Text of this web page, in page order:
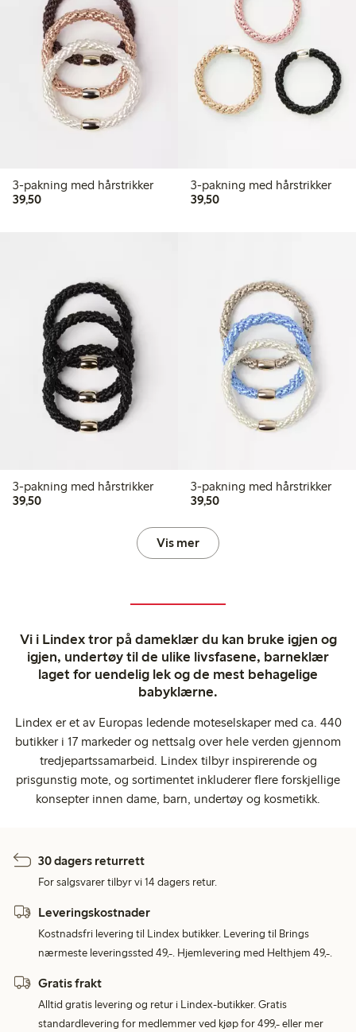
3-pakning med hårstrikker
39,5039,50 kr
3-pakning med hårstrikker
39,5039,50 kr
3-pakning med hårstrikker
39,5039,50 kr
3-pakning med hårstrikker
39,5039,50 kr
Vis mer
Vi i Lindex tror på dameklær du kan bruke igjen og
igjen, undertøy til de ulike livsfasene, barneklær
laget for uendelig lek og de mest behagelige
babyklærne.
Lindex er et av Europas ledende moteselskaper med ca. 440
butikker i 17 markeder og nettsalg over hele verden gjennom
tredjepartssamarbeid. Lindex tilbyr inspirerende og
prisgunstig mote, og sortimentet inkluderer flere forskjellige
konsepter innen dame, barn, undertøy og kosmetikk.
30 dagers returrett
For salgsvarer tilbyr vi 14 dagers retur.
Leveringskostnader
Kostnadsfri levering til Lindex butikker. Levering til Brings
nærmeste leveringssted 49,-. Hjemlevering med Helthjem 49,-.
Gratis frakt
Alltid gratis levering og retur i Lindex-butikker. Gratis
standardlevering for medlemmer ved kjøp for 499,- eller mer